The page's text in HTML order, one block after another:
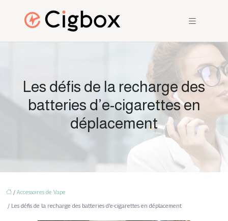
Les défis de la recharge des
batteries d’e-cigarettes en
déplacement
/ Accessoires de Vape
/ Les défis de la recharge des batteries d’e-cigarettes en déplacement